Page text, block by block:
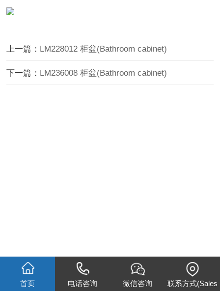
上一篇： LM228012 柜盆(Bathroom cabinet)
下一篇： LM236008 柜盆(Bathroom cabinet)
首页 电话咨询 微信咨询
联系方式(Sales